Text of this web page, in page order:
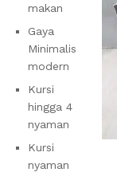
makan
Gaya
Minimalis
modern
Kursi
hingga 4
nyaman
Kursi
nyaman